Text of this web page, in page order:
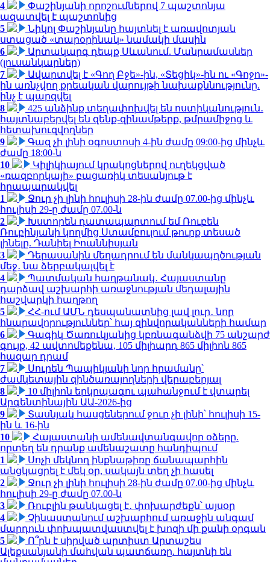
4
Փաշինյանի որոշումներով 7 պաշտոնյա
ազատվել է պաշտոնից
5
Նիկոլ Փաշինյանը հայտնել է առավոտյան
ստացած «տարօրինակ» նամակի մասին
6
Արտակարգ դեպք Սևանում. Մանրամասներ
(լուսանկարներ)
7
Ավարտվել է «Գող Բջե»-ին, «Տեցիկ»-ին ու «Գոջո»-
ին առնչվող քրեական վարույթի նախաքննությունը.
ինչ է պարզվել
8
425 անձինք տեղափոխվել են ոստիկանություն․
հայտնաբերվել են զենք-զինամթերք, թմրամիջոց և
հետախուզվողներ
9
Գազ չի լինի օգոստոսի 4-ին ժամը 09:00-ից մինչև
ժամը 18:00-ն
10
Կիլիկիայում կրակոցներով ուղեկցված
«ռազբորկայի» բացառիկ տեսանյութ է
հրապարակվել
1
Ջուր չի լինի հուլիսի 28-ին ժամը 07.00-ից մինչև
հուլիսի 29-ը ժամը 07.00-ն
2
Խստորեն դատապարտում եմ Ռուբեն
Ռուբինյանի կողմից Ստամբուլում թուրք տեսած
լինելը. Դանիել Իոաննիսյան
3
Դերասանին մեղադրում են մանկապղծության
մեջ․ նա ձերբակալվել է
4
Պատմական հաղթանակ․ Հայաստանը
դարձավ աշխարհի առաջնության մեդալային
հաշվարկի հաղթող
5
ՀՀ-ում ԱՄՆ դեսպանատնից լավ լուր․ նոր
հնարավորություններ՝ հայ զինվորականների համար
6
Գագիկ Ծառուկյանից կբռնագանձվի 75 անշարժ
գույք, 42 ավտոմեքենա, 105 միլիարդ 865 միլիոն 865
հազար դրամ
7
Սուրեն Պապիկյանի նոր հրամանը՝
ժամկետային զինծառայողների վերաբերյալ
8
10 միլիոն երկրպագու պահանջում է վտարել
Արգենտինային ԱԱ-2026-ից
9
Տասնյակ հասցեներում ջուր չի լինի՝ հուլիսի 15-
ին և 16-ին
10
Հայաստանի ամենավտանգավոր օձերը.
որտեղ են դրանք ամենաշատը հանդիպում
1
Սոչի մեկնող ինքնաթիռը ճանապարհին
անցկացրել է մեկ օր, սակայն տեղ չի հասել
2
Ջուր չի լինի հուլիսի 28-ին ժամը 07.00-ից մինչև
հուլիսի 29-ը ժամը 07.00-ն
3
Ռուբլին թանկացել է․ փոխարժեքն՝ այսօր
4
Չինաստանում աշխարհում առաջին անգամ
մարդուն փոխպատվաստվել է խոզի մի քանի օրգան
5
Ո՞րն է սիրված արտիստ Արտաշես
Ալեքսանյանի մահվան պատճառը. հայտնի են